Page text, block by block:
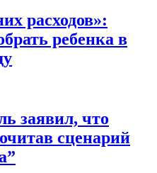
расходов»:
ребенка в
заявил, что
сценарий